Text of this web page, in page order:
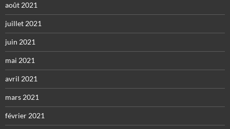
août 2021
juillet 2021
juin 2021
mai 2021
avril 2021
mars 2021
février 2021